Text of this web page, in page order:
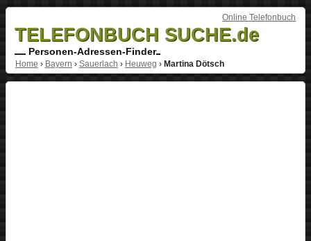
Online Telefonbuch
TELEFONBUCH SUCHE.de
Personen-Adressen-Finder
Home › Bayern › Sauerlach › Heuweg › Martina Dötsch